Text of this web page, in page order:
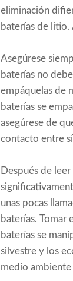
eliminación
baterías de litio.
Asegúrese
baterías no
empáquelas de
baterías se
asegúrese de
contacto entre
Después de
unas pocas
baterías. Tomar
baterías se
silvestre y los
medio ambiente